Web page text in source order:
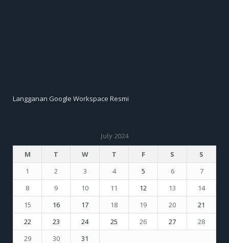
Langganan Google Workspace Resmi
July 2024
M
T W T F S
S
1
2 3 4 5 6
7
8
9 10 11 12 13
14
15
16 17 18 19 20
21
22
23 24 25 26 27
28
29
30 31